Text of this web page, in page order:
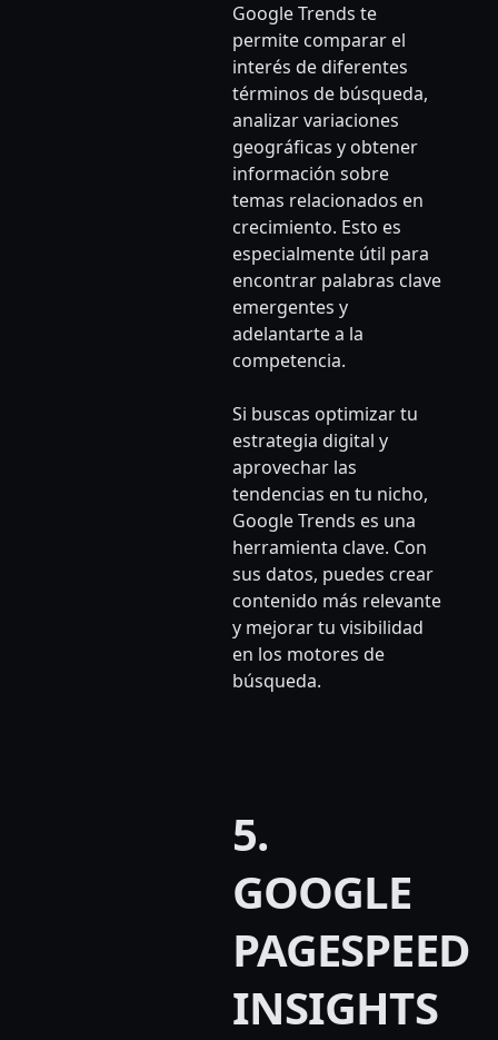
Google Trends te
permite comparar el
interés de diferentes
términos de búsqueda,
analizar variaciones
geográficas y obtener
información sobre
temas relacionados en
crecimiento. Esto es
especialmente útil para
encontrar palabras clave
emergentes y
adelantarte a la
competencia.
Si buscas optimizar tu
estrategia digital y
aprovechar las
tendencias en tu nicho,
Google Trends es una
herramienta clave. Con
sus datos, puedes crear
contenido más relevante
y mejorar tu visibilidad
en los motores de
búsqueda.
5.
GOOGLE
PAGESPEED
INSIGHTS